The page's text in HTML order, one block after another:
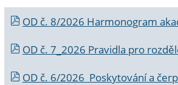
OD č. 8/2026 Harmonogram
OD č. 7_2026 Pravidla pro
OD č. 6/2026 Poskytování a